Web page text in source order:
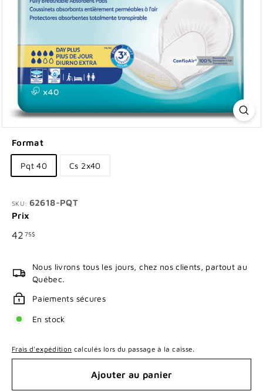
Format
Pqt 40 Cs 2x40
SKU: 62618-PQT
Prix
Prix
42 75$
Nous livrons tous les jours, chez nos clients, partout au
Québec.
Paiements sécures
En stock
Frais d'expédition calculés lors du passage à la caisse.
Ajouter au panier